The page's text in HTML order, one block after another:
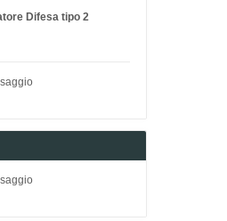
Difesa tipo 2